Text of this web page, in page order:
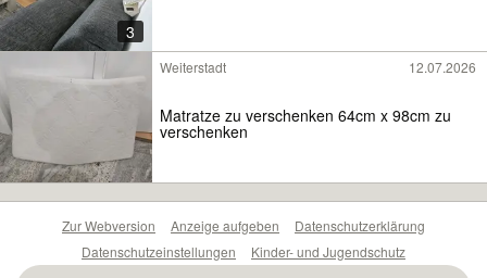
3
Weiterstadt 12.07.2026
Matratze zu verschenken 64cm x 98cm zu
verschenken
Zur Webversion Anzeige aufgeben
Datenschutzerklärung
Datenschutzeinstellungen
Kinder- und Jugendschutz